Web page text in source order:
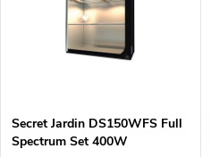
p
s
Secret Jardin DS150WFS Full
Spectrum Set 400W